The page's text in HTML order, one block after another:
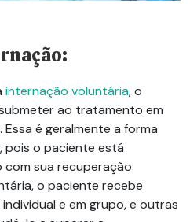
:
internação voluntária, o
ao tratamento em
é geralmente a forma
pois o paciente está
sua recuperação.
o paciente recebe
e em grupo, e outras